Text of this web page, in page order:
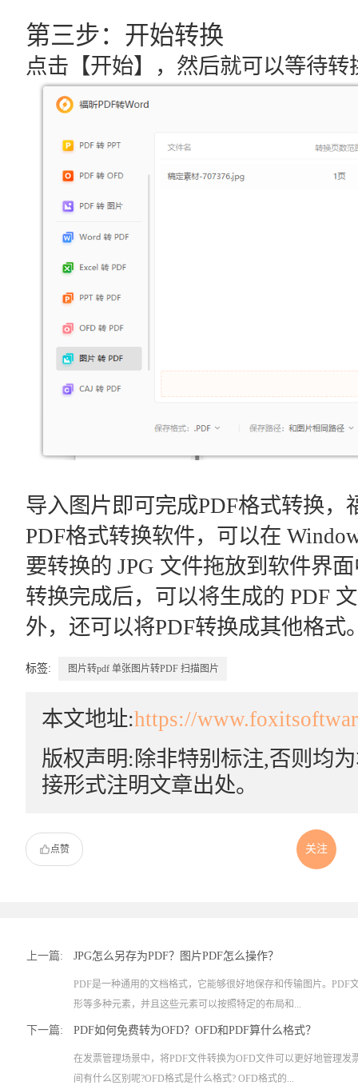
第三步：开始转换
点击【开始】，然后就可以等待转
导入图片即可完成PDF格式转换，
PDF格式转换软件，可以在
要转换的 JPG 文件拖放到软件界
转换完成后，可以将生成的 PDF
外，还可以将PDF转换成其他格式
标签: 图片转pdf 单张图片转PDF 扫描图片
本文地址:https://
版权声明:除非特别标注,否则均
接形式注明文章出处。
点赞 关注
上一篇: JPG怎么另存为PDF？图片PDF怎么操作？
PDF是一种通用的文档格式，它能够很好地保存和传输图片。PDF
形等多种元素，并且这些元素可以按照特定的布局和...
下一篇: PDF如何免费转为OFD？OFD和PDF算什么格式？
在发票管理场景中，将PDF文件转换为OFD文件可以更好地管理发
间有什么区别呢?OFD格式是什么格式? OFD格式的...